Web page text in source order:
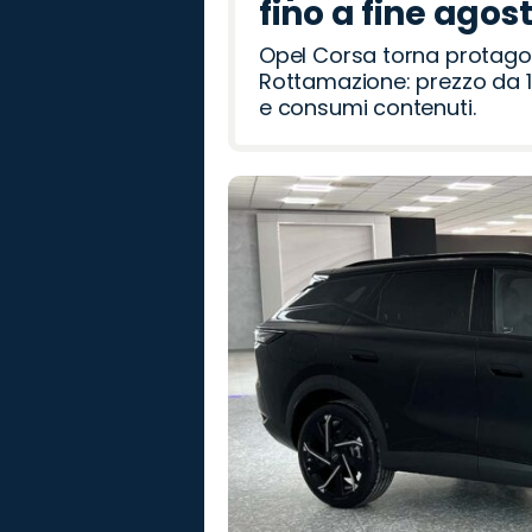
fino a fine
Opel Corsa torna
Rottamazione: prezzo da
e consumi contenuti.